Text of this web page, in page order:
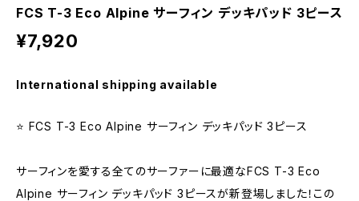
FCS T-3 Eco Alpine サーフィン デッキパッド 3ピース
¥7,920
International shipping available
⭐️ FCS T-3 Eco Alpine サーフィン デッキパッド 3ピース
サーフィンを愛する全てのサーファーに最適なFCS T-3 Eco
Alpine サーフィン デッキパッド 3ピースが新登場しました！この